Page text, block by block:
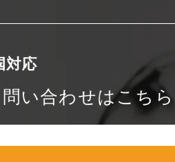
対応
い合わせはこちら